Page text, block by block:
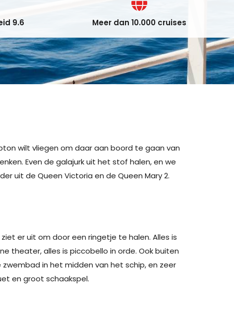
9.6 Meer dan 10.000 cruises
wilt vliegen om daar aan boord te gaan van
Even de galajurk uit het stof halen, en we
uit de Queen Victoria en de Queen Mary 2.
er uit om door een ringetje te halen. Alles is
theater, alles is piccobello in orde. Ook buiten
in het midden van het schip, en zeer
en groot schaakspel.